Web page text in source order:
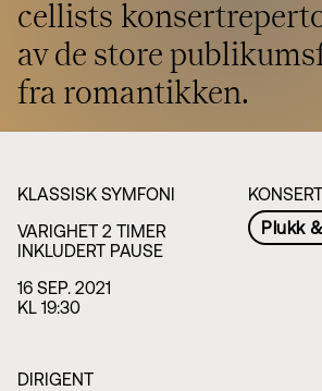
cellists
av de store
fra romantikken.
16 SEP. 2021
KL 19:30
KLASSISK SYMFONI
VARIGHET 2 TIMER
INKLUDERT PAUSE
Plukk
DIRIGENT